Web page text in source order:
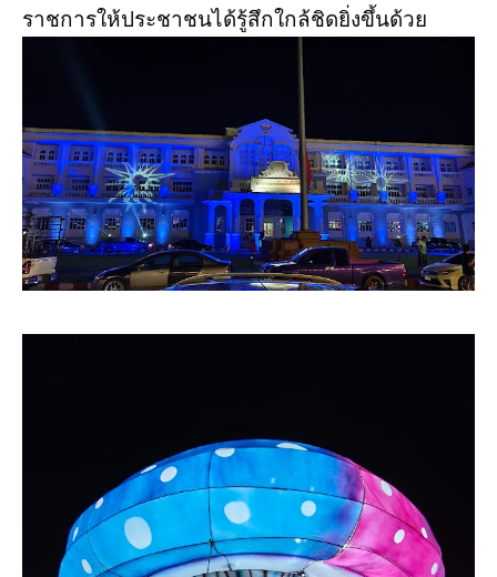
ราชการให้ประชาชนได้รู้สึกใกล้ชิดยิ่งขึ้นด้วย